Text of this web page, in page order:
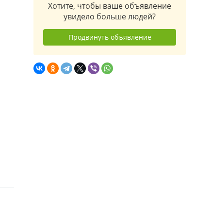
Хотите, чтобы ваше объявление
увидело больше людей?
Продвинуть объявление